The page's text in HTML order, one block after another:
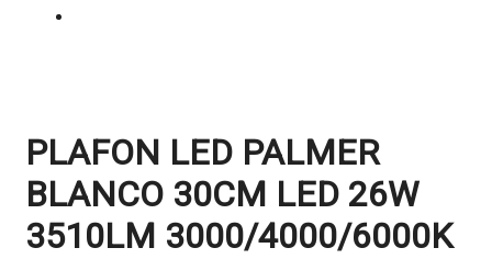
PLAFON LED PALMER
BLANCO 30CM LED 26W
3510LM 3000/4000/6000K